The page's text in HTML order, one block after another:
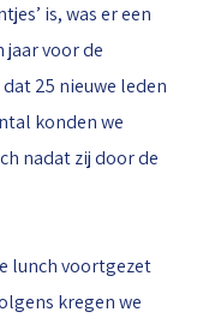
is, was er een
voor de
25 nieuwe leden
konden we
nadat zij door de
lunch voortgezet
kregen we